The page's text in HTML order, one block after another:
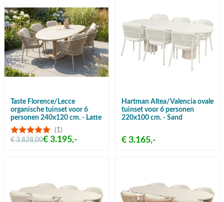
Taste Florence/Lecce
organische tuinset voor 6
personen 240x120 cm. - Latte
(1)
€ 3.828,00€ 3.195,-
Hartman Altea/Valencia ovale
tuinset voor 6 personen
220x100 cm. - Sand
€ 3.165,-